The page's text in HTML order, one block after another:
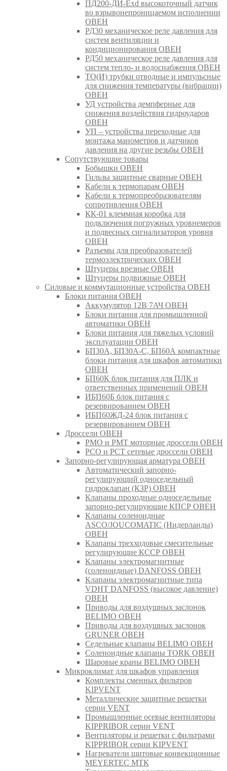
ПД200-ДИ-Exd высокоточный датчик
во взрывонепроницаемом исполнении
ОВЕН
РД30 механическое реле давления для
систем вентиляции и
кондиционирования ОВЕН
РД50 механическое реле давления для
систем тепло- и водоснабжения ОВЕН
ТО(И) трубки отводные и импульсные
для снижения температуры (вибрации)
ОВЕН
УД устройства демпферные для
снижения воздействия гидроударов
ОВЕН
УП – устройства переходные для
монтажа манометров и датчиков
давления на другие резьбы ОВЕН
Сопутствующие товары
Бобышки ОВЕН
Гильзы защитные сварные ОВЕН
Кабели к термопарам ОВЕН
Кабели к термопреобразователям
сопротивления ОВЕН
КК-01 клеммная коробка для
подключения погружных уровнемеров
и подвесных сигнализаторов уровня
ОВЕН
Разъемы для преобразователей
термоэлектрических ОВЕН
Штуцеры врезные ОВЕН
Штуцеры подвижные ОВЕН
Силовые и коммутационные устройства ОВЕН
Блоки питания ОВЕН
Аккумулятор 12В 7АЧ ОВЕН
Блоки питания для промышленной
автоматики ОВЕН
Блоки питания для тяжелых условий
эксплуатации ОВЕН
БП30А, БП30А-С, БП60А компактные
блоки питания для шкафов автоматики
ОВЕН
БП60К блок питания для ПЛК и
ответственных применений ОВЕН
ИБП60Б блок питания с
резервированием ОВЕН
ИБП60ЖД-24 блок питания с
резервированием ОВЕН
Дроссели ОВЕН
РМО и РМТ моторные дроссели ОВЕН
РСО и РСТ сетевые дроссели ОВЕН
Запорно-регулирующая арматура ОВЕН
Автоматический запорно-
регулирующий односедельный
гидроклапан (КЗР) ОВЕН
Клапаны проходные односедельные
запорно-регулирующие КПСР ОВЕН
Клапаны соленоидные
ASCO/JOUCOMATIC (Нидерланды)
ОВЕН
Клапаны трехходовые смесительные
регулирующие КССР ОВЕН
Клапаны электромагнитные
(соленоидные) DANFOSS ОВЕН
Клапаны электромагнитные типа
VDHT DANFOSS (высокое давление)
ОВЕН
Приводы для воздушных заслонок
BELIMO ОВЕН
Приводы для воздушных заслонок
GRUNER ОВЕН
Седельные клапаны BELIMO ОВЕН
Соленоидные клапаны TORK ОВЕН
Шаровые краны BELIMO ОВЕН
Микроклимат для шкафов управления
Комплекты сменных фильтров
KIPVENT
Металлические защитные решетки
серии VENT
Промышленные осевые вентиляторы
KIPPRIBOR серии VENT
Вентиляторы и решетки с фильтрами
KIPPRIBOR серии KIPVENT
Нагреватели щитовые конвекционные
MEYERTEC МТК